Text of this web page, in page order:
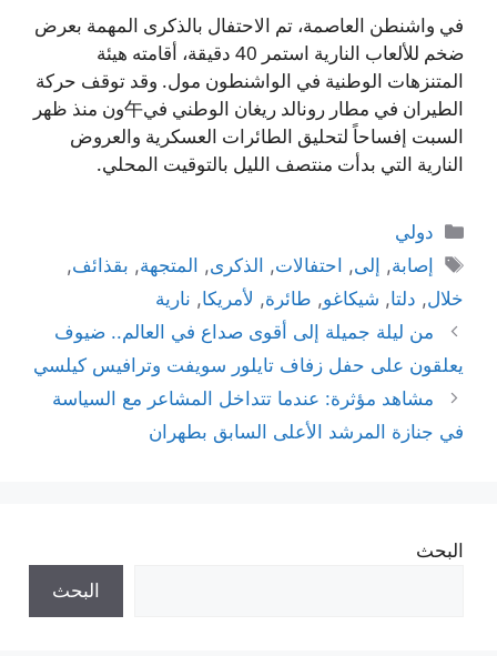
في واشنطن العاصمة، تم الاحتفال بالذكرى المهمة بعرض
ضخم للألعاب النارية استمر 40 دقيقة، أقامته هيئة
المتنزهات الوطنية في الواشنطون مول. وقد توقف حركة
الطيران في مطار رونالد ريغان الوطني في午ون منذ ظهر
السبت إفساحاً لتحليق الطائرات العسكرية والعروض
النارية التي بدأت منتصف الليل بالتوقيت المحلي.
التصنيفات
دولي
الوسوم
إصابة, إلى, احتفالات, الذكرى, المتجهة, بقذائف,
خلال, دلتا, شيكاغو, طائرة, لأمريكا, نارية
من ليلة جميلة إلى أقوى صداع في العالم.. ضيوف
يعلقون على حفل زفاف تايلور سويفت وترافيس كيلسي
مشاهد مؤثرة: عندما تتداخل المشاعر مع السياسة
في جنازة المرشد الأعلى السابق بطهران
البحث
البحث